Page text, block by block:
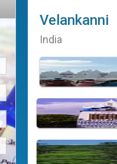
Velankanni
India